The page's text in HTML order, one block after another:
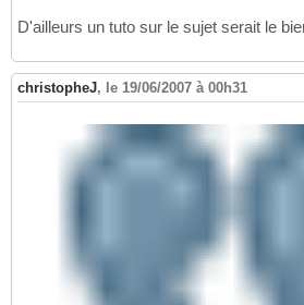
D'ailleurs un tuto sur le sujet serait le
christopheJ, le 19/06/2007 à 00h31